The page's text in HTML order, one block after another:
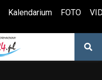
Kalendarium FOTO